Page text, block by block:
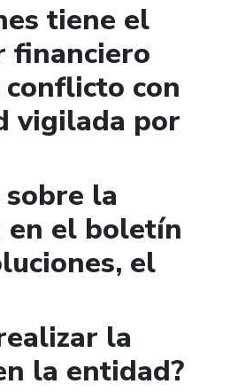
tiene el
financiero
con
vigilada por
la
en el boletín
el
la
la entidad?